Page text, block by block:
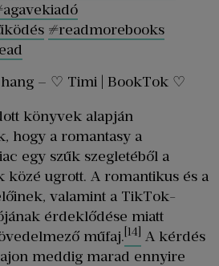
#readmorebooks
– ♡ Timi | BookTok ♡
könyvek alapján
hogy a romantasy a
egy szűk szegletéből a
közé ugrott. A romantikus és a
valamint a TikTok-
érdeklődése miatt
műfaj. [14]
A kérdés
meddig marad ennyire